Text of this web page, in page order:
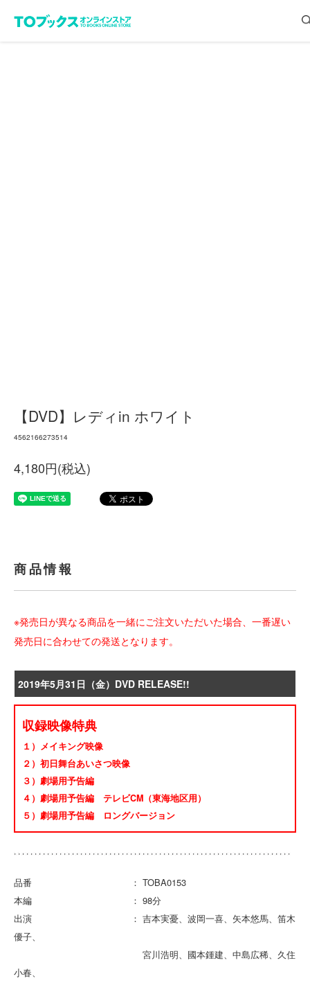
【DVD】レディin ホワイト
4562166273514
4,180円(税込)
商品情報
※発売日が異なる商品を一緒にご注文いただいた場合、一番遅い
発売日に合わせての発送となります。
2019年5月31日（金）DVD RELEASE!!
収録映像特典
１）メイキング映像
２）初日舞台あいさつ映像
３）劇場用予告編
４）劇場用予告編 テレビCM（東海地区用）
５）劇場用予告編 ロングバージョン
品番 ： TOBA0153
本編 ： 98分
出演 ： 吉本実憂、波岡一喜、矢本悠馬、笛木
優子、
宮川浩明、國本鍾建、中島広稀、久住
小春、